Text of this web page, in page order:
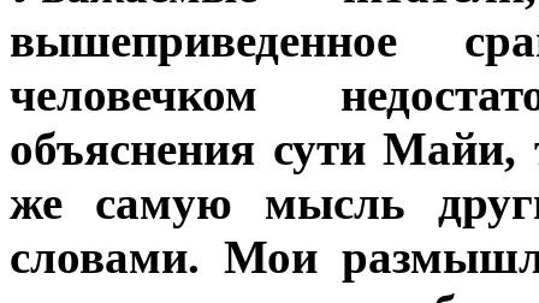
вышеприведенное
человечком
объяснения сути
же самую мысль
словами. Мои